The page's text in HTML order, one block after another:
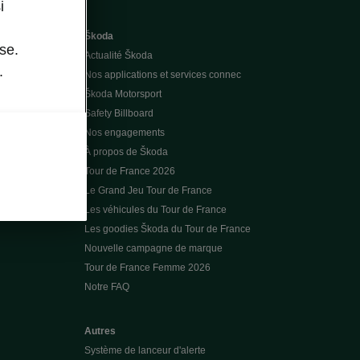
Škoda
Actualité Škoda
Nos applications et services connec
Škoda Motorsport
Safety Billboard
Nos engagements
À propos de Škoda
Tour de France 2026
Le Grand Jeu Tour de France
Les véhicules du Tour de France
Les goodies Škoda du Tour de France
Nouvelle campagne de marque
Tour de France Femme 2026
Notre FAQ
Autres
Système de lanceur d'alerte